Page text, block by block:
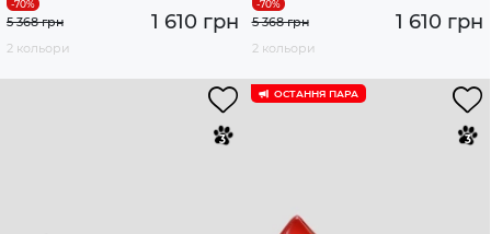
1 610 грн
5 368 грн
2 кольори
1 610 грн
5 368 грн
2 кольори
ОСТАННЯ ПАРА